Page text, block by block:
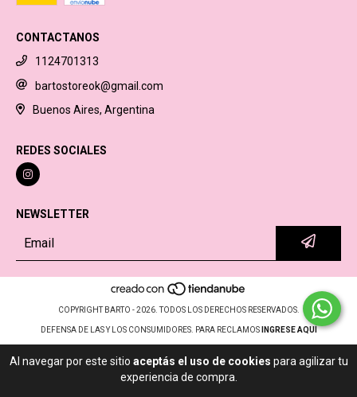
Al navegar por este sitio aceptás el uso de cookies para agilizar tu
experiencia de compra.
CONTACTANOS
1124701313
bartostoreok@gmail.com
Buenos Aires, Argentina
REDES SOCIALES
NEWSLETTER
COPYRIGHT BARTO - 2026. TODOS LOS DERECHOS RESERVADOS.
DEFENSA DE LAS Y LOS CONSUMIDORES. PARA RECLAMOS INGRESE AQUÍ